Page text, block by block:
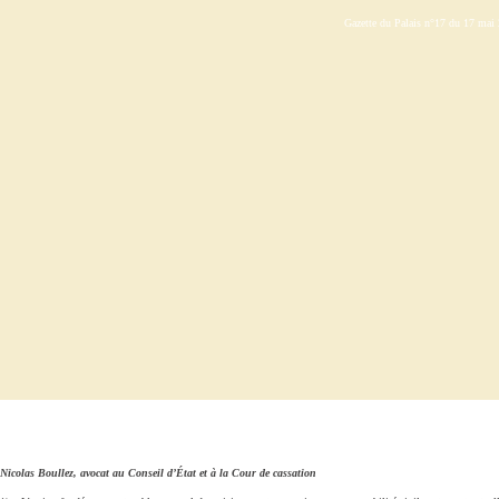
Gazette du Palais n°17 du 17 mai
Nicolas Boullez, avocat au Conseil d’État et à la Cour de cassation